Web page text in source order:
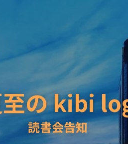
の kibi
読書会告知